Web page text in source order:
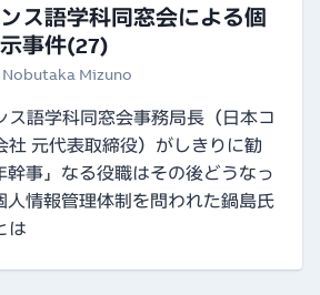
ス語学科同窓会による個
事件(27)
Nobutaka Mizuno
ス語学科同窓会事務局長（日本コ
社 元代表取締役）がしきりに勧
幹事」なる役職はその後どうなっ
人情報管理体制を問われた鍋島氏
は